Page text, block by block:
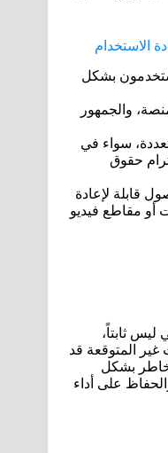
بشكل
والجمهور
سواء في
حقوق
قابلة لإعادة
أو مقاطع فيديو
ثابتاً،
غير المتوقعة قد
بشكل
على أداء